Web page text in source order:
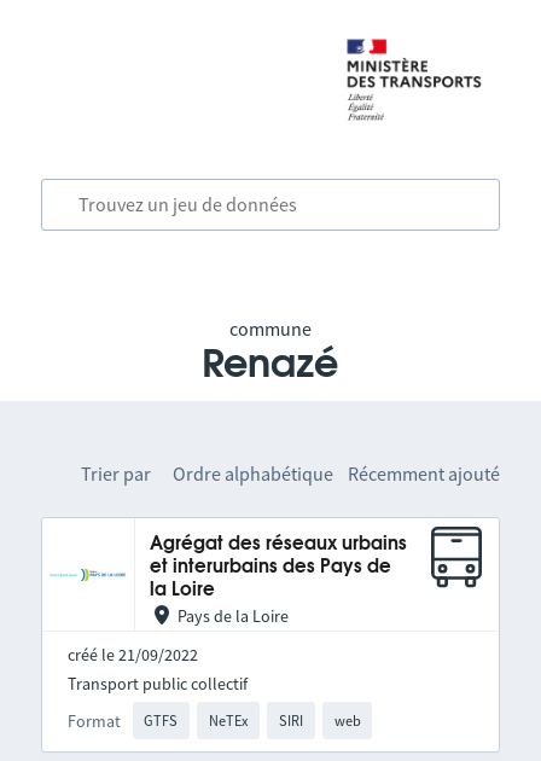
commune
Renazé
Trier par Ordre alphabétique Récemment ajouté
Agrégat des réseaux urbains
et interurbains des Pays de
la Loire
Pays de la Loire
créé le 21/09/2022
Format GTFS NeTEx SIRI web
Transport public collectif